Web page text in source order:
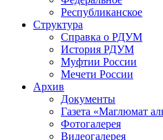
Республиканское
Структура
Справка о РДУМ
История РДУМ
Муфтии России
Мечети России
Архив
Документы
Газета «Маглюмат
Фотогалерея
Видеогалерея